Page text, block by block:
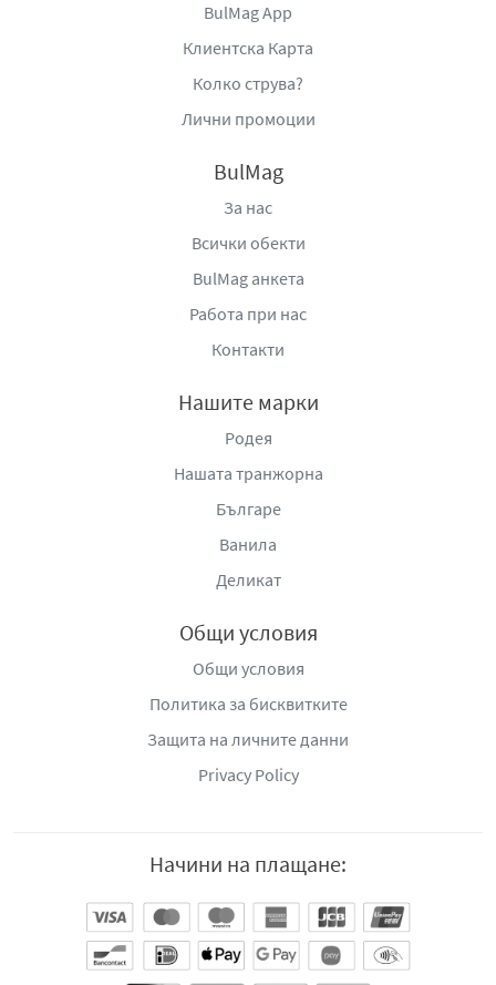
BulMag App
Клиентска Карта
Колко струва?
Лични промоции
BulMag
За нас
Всички обекти
BulMag анкета
Работа при нас
Контакти
Нашите марки
Родея
Нашата транжорна
Българе
Ванила
Деликат
Общи условия
Общи условия
Политика за бисквитките
Защита на личните данни
Privacy Policy
Начини на плащане: